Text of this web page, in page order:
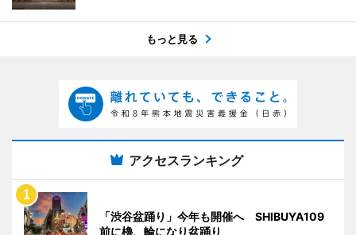
もっと見る
アクセスランキング
「渋谷盆踊り」今年も開催へ SHIBUYA109
前に櫓、輪になり盆踊り